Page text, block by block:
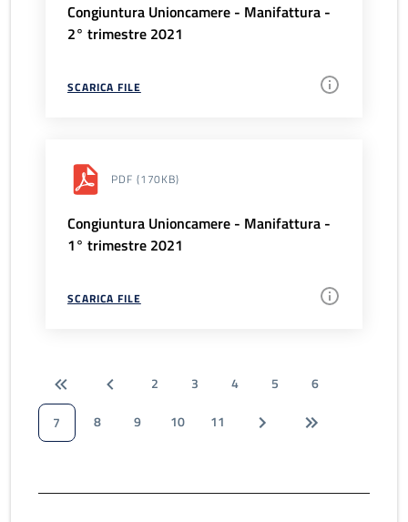
Congiuntura Unioncamere - Manifattura -
2° trimestre 2021
SCARICA FILE
PDF (170KB)
Congiuntura Unioncamere - Manifattura -
1° trimestre 2021
SCARICA FILE
2 3 4 5
6
7
8 9 10 11